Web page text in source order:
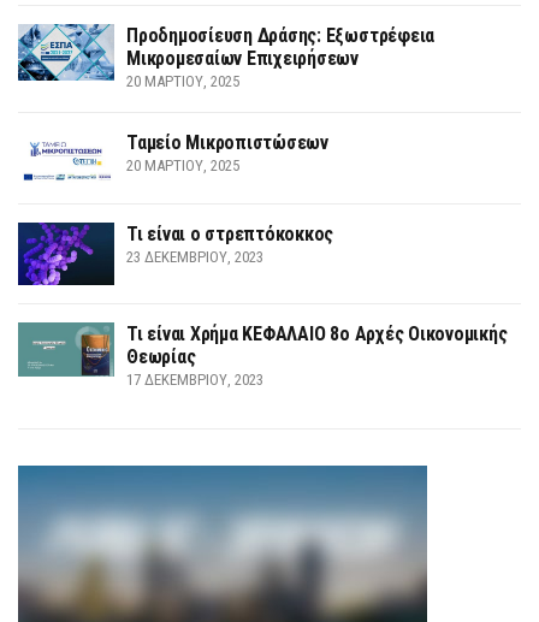
Προδημοσίευση Δράσης: Εξωστρέφεια
Μικρομεσαίων Επιχειρήσεων
20 ΜΑΡΤΊΟΥ, 2025
Ταμείο Μικροπιστώσεων
20 ΜΑΡΤΊΟΥ, 2025
Τι είναι ο στρεπτόκοκκος
23 ΔΕΚΕΜΒΡΊΟΥ, 2023
Τι είναι Χρήμα ΚΕΦΑΛΑΙΟ 8ο Αρχές Οικονομικής
Θεωρίας
17 ΔΕΚΕΜΒΡΊΟΥ, 2023